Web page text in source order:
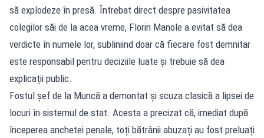
să explodeze în presă. Întrebat direct despre pasivitatea
colegilor săi de la acea vreme, Florin Manole a evitat să dea
verdicte în numele lor, subliniind doar că fiecare fost demnitar
este responsabil pentru deciziile luate și trebuie să dea
explicații public.
Fostul șef de la Muncă a demontat și scuza clasică a lipsei de
locuri în sistemul de stat. Acesta a precizat că, imediat după
începerea anchetei penale, toți bătrânii abuzați au fost preluați